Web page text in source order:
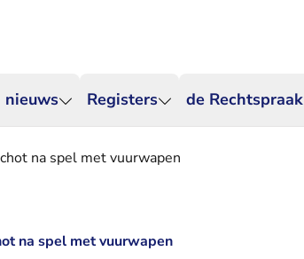
nieuws Registers de Rechtspraak
na spel met vuurwapen
na spel met vuurwapen